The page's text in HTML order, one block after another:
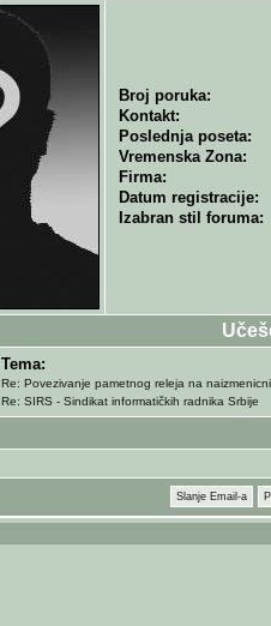
Broj poruka:
Kontakt:
Poslednja poseta:
Vremenska Zona:
Firma:
Datum registracije:
Izabran stil foruma:
Tema:
Re: Povezivanje pametnog releja na
Re: SIRS - Sindikat informatičkih radnika Srbije
Slanje Email-a